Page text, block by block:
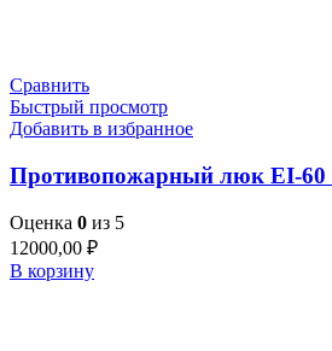
Сравнить
Быстрый просмотр
Добавить в избранное
Противопожарный люк EI-60
Оценка 0 из 5
12000,00 ₽
В корзину